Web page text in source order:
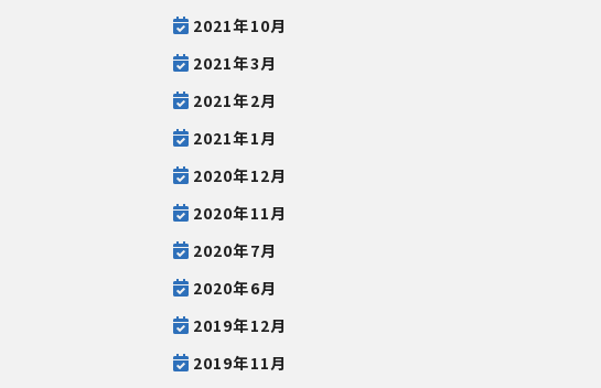
2021年10月
2021年3月
2021年2月
2021年1月
2020年12月
2020年11月
2020年7月
2020年6月
2019年12月
2019年11月